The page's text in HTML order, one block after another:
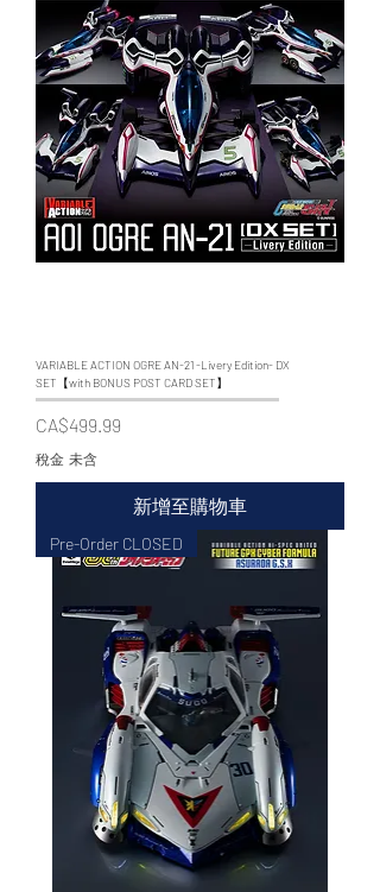
VARIABLE ACTION OGRE AN-21 -Livery Edition- DX
SET【with BONUS POST CARD SET】
價格
CA$499.99
稅金 未含
新增至購物車
Pre-Order CLOSED